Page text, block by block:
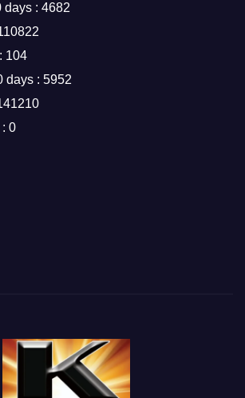
days : 4682
104
days : 5952
0